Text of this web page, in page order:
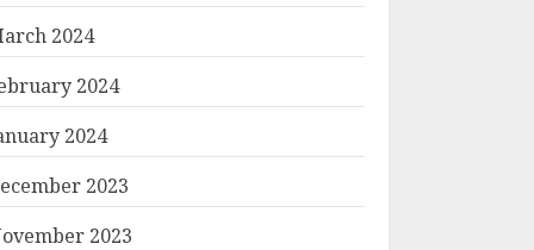
2024
2024
2024
2023
2023